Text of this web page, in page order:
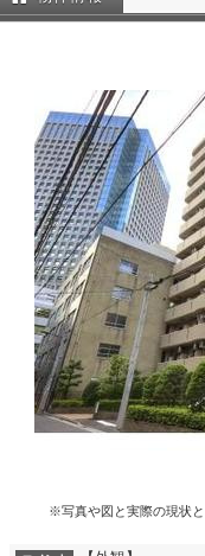
※写真や図と実際の現状